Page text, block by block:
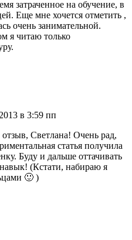
затраченное на обучение, в
Еще мне хочется отметить ,
очень занимательной.
я читаю только
в 3:59 пп
Светлана! Очень рад,
статья получила
Буду и дальше оттачивать
(Кстати, набираю я
🙂 )